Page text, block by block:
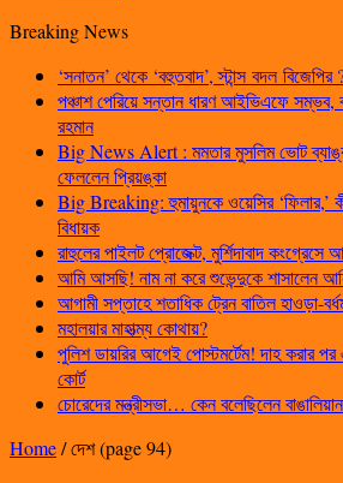
Breaking News
‘সনাতন’ থেকে ‘বহুতবাদ’, স্টান্স বদল বিজেপির
পঞ্চাশ পেরিয়ে সন্তান ধারণ আইভিএফে
রহমান
Big News Alert : মমতার মুসলিম ভোট
ফেললেন প্রিয়ঙ্কা
Big Breaking: হুমায়ুনকে ওয়েসির ‘ফিলার,’
বিধায়ক
রাহুলের পাইলট প্রোজেক্ট, মুর্শিদাবাদ কংগ্রেসে
আমি আসছি! নাম না করে শুভেন্দুকে শাসালেন
আগামী সপ্তাহে শতাধিক ট্রেন বাতিল হাওড়া-
মহালয়ার মাহাত্ম্য কোথায়?
পুলিশ ডায়রির আগেই পোস্টমর্টেম! দাহ করার
কোর্ট
চোরেদের মন্ত্রীসভা… কেন বলেছিলেন
Home/দেশ(page 94)